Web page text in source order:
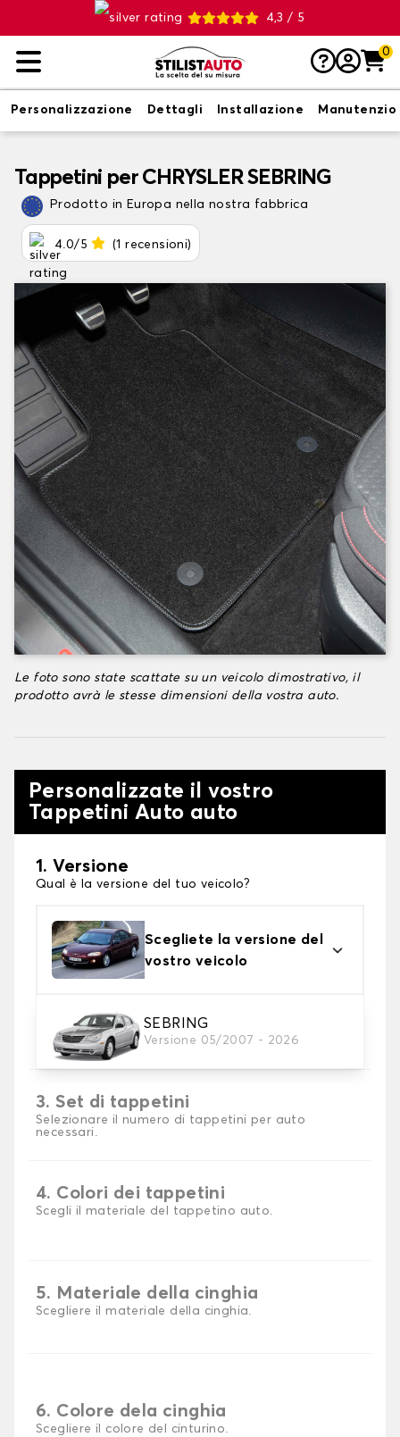
4,3 / 5
0
Personalizzazione Dettagli Installazione
Tappetini per CHRYSLER SEBRING
Prodotto in Europa nella nostra fabbrica
4.0/5 (1 recensioni)
Le foto sono state scattate su un veicolo dimostrativo, il
prodotto avrà le stesse dimensioni della vostra auto.
Personalizzate il vostro
Tappetini Auto auto
1. Versione
Qual è la versione del tuo veicolo?
Scegliete la versione del
vostro veicolo
SEBRING
Versione 05/2007 - 2026
2. Materiale
Scegli il materiale del tappetini auto
3. Set di tappetini
Selezionare il numero di tappetini per auto
necessari.
4. Colori dei tappetini
Scegli il materiale del tappetino auto.
5. Materiale della cinghia
Scegliere il materiale della cinghia.
6. Colore dela cinghia
Scegliere il colore del cinturino.